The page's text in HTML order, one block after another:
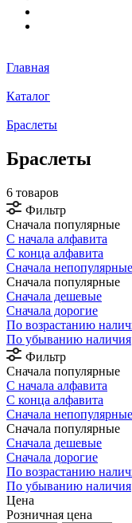
Главная
Каталог
Браслеты
Браслеты
6 товаров
Фильтр
Сначала популярные
С начала алфавита
С конца алфавита
Сначала непопулярные
Сначала популярные
Сначала дешевые
Сначала дорогие
По возрастанию
По убыванию наличия
Фильтр
Сначала популярные
С начала алфавита
С конца алфавита
Сначала непопулярные
Сначала популярные
Сначала дешевые
Сначала дорогие
По возрастанию
По убыванию наличия
Цена
Розничная цена